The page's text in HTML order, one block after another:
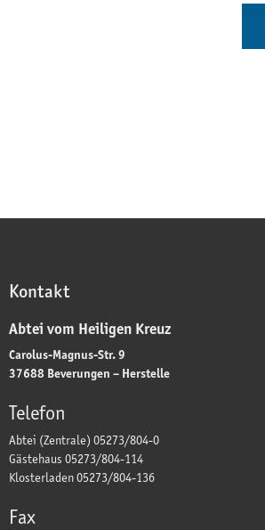
Kontakt
Abtei vom Heiligen Kreuz
Carolus-Magnus-Str. 9
37688 Beverungen – Herstelle
Telefon
Abtei (Zentrale) 05273/804-0
Gästehaus 05273/804-114
Klosterladen 05273/804-136
Fax